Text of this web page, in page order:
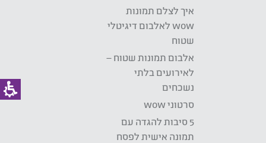
איך לצלם תמונות
wow לאלבום דיגיטלי
שטוח
אלבום תמונות שטוח –
לאירועים בלתי
נשכחים
סרטוני wow
5 סיבות להגדה עם
תמונה אישית לפסח